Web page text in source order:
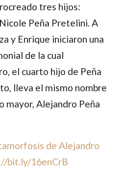
tres hijos:
Peña Pretelini.A
y Enrique iniciaron una
de la cual
el cuarto hijo de Peña
lleva el mismo nombre
mayor,Alejandro Peña
de Alejandro
bit.ly/16enCrB